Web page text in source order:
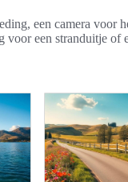
een camera voor
een stranduitje of